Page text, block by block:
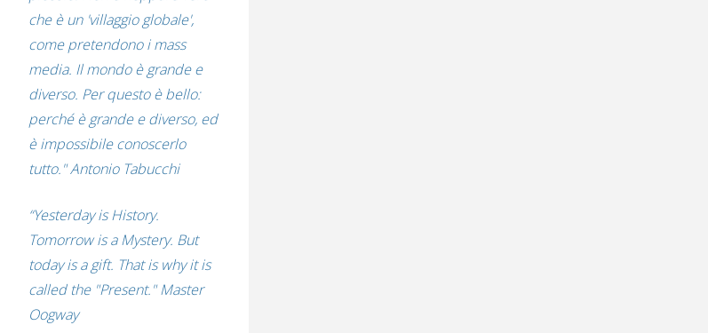
che è un 'villaggio globale',
come pretendono i mass
media. Il mondo è grande e
diverso. Per questo è bello:
perché è grande e diverso, ed
è impossibile conoscerlo
tutto." Antonio Tabucchi
“Yesterday is History.
Tomorrow is a Mystery. But
today is a gift. That is why it is
called the "Present." Master
Oogway